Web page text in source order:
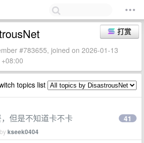
打赏
#783655, joined on 2026-01-13
topics list
但是不知道卡不卡
kseek0404
41